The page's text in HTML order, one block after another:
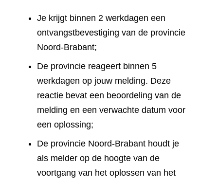
Je krijgt binnen 2 werkdagen een
ontvangstbevestiging van de provincie
Noord-Brabant;
De provincie reageert binnen 5
werkdagen op jouw melding. Deze
reactie bevat een beoordeling van de
melding en een verwachte datum voor
een oplossing;
De provincie Noord-Brabant houdt je
als melder op de hoogte van de
voortgang van het oplossen van het